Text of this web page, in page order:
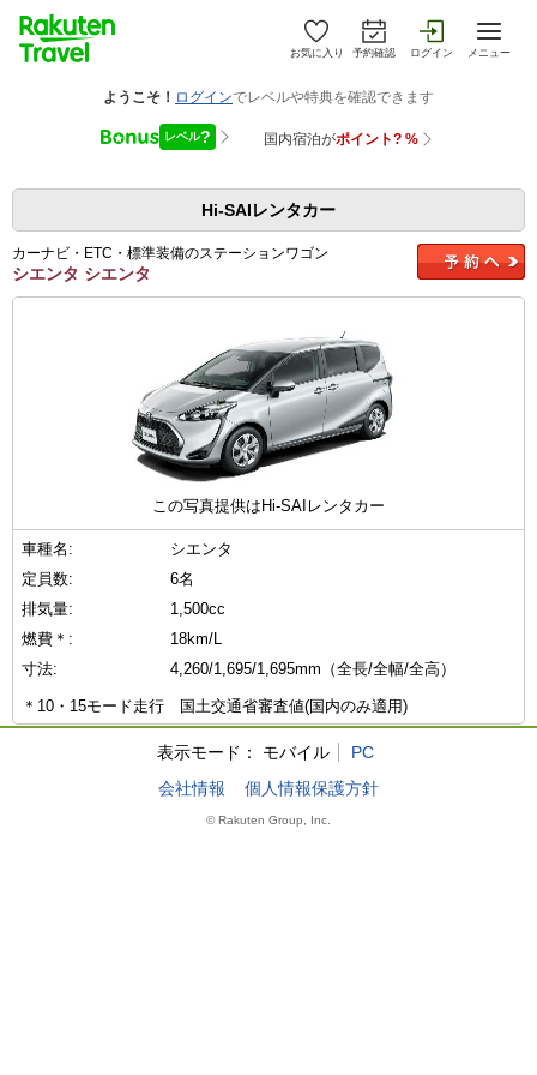
お気に入り 予約確認 ログイン メニュー
Hi-SAIレンタカー
カーナビ・ETC・標準装備のステーションワゴン
シエンタ シエンタ
この写真提供はHi-SAIレンタカー
車種名:
シエンタ
定員数:
6名
排気量:
1,500cc
燃費＊:
18km/L
寸法:
4,260/1,695/1,695mm（全長/全幅/全高）
＊10・15モード走行 国土交通省審査値(国内のみ適用)
表示モード： モバイル
PC
会社情報
個人情報保護方針
© Rakuten Group, Inc.